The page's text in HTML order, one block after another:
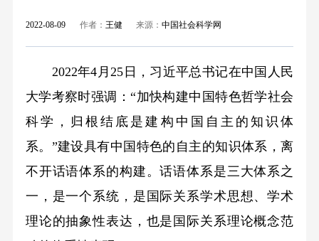
2022-08-09 作者： 王健 来源：中国社会科学网
2022年4月25日，习近平总书记在中国人民
大学考察时强调：“加快构建中国特色哲学社会
科学，归根结底是建构中国自主的知识体
系。”建设具有中国特色的自主的知识体系，离
不开话语体系的构建。话语体系是三大体系之
一，是一个系统，是国际关系学术思想、学术
理论的抽象性表达，也是国际关系理论概念范